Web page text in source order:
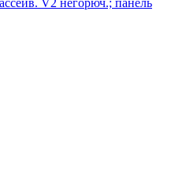
V2 негорюч.; панель